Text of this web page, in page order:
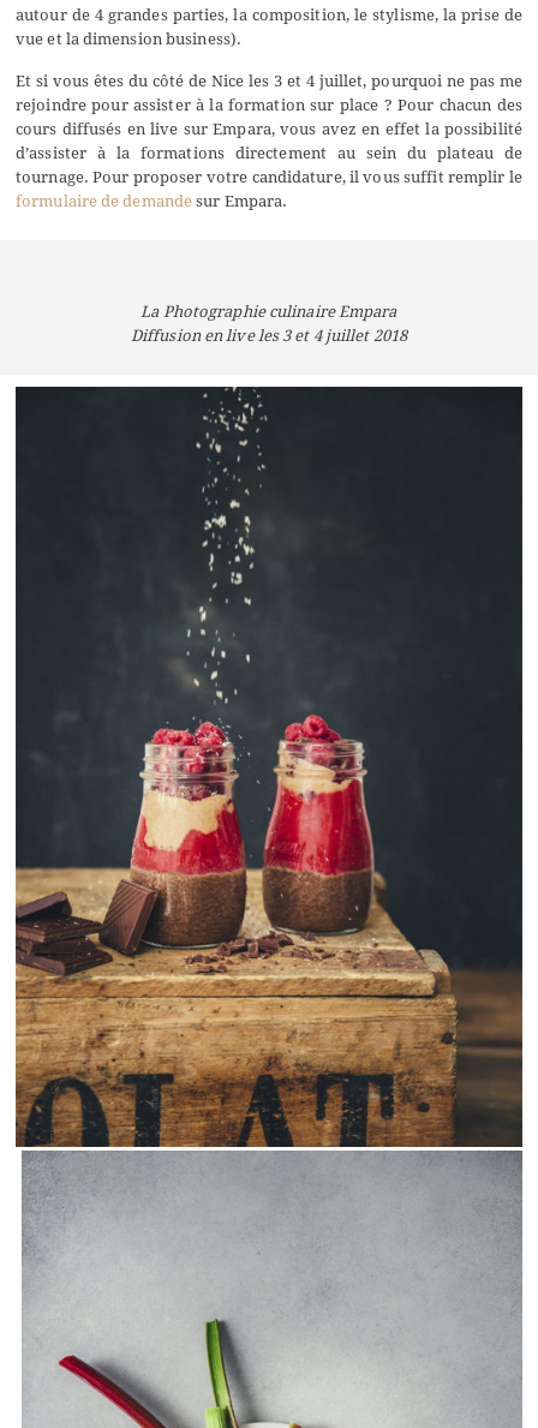
autour de 4 grandes parties, la composition, le stylisme, la prise de
vue et la dimension business).
Et si vous êtes du côté de Nice les 3 et 4 juillet, pourquoi ne pas me
rejoindre pour assister à la formation sur place ? Pour chacun des
cours diffusés en live sur Empara, vous avez en effet la possibilité
d’assister à la formations directement au sein du plateau de
tournage. Pour proposer votre candidature, il vous suffit remplir le
formulaire de demande sur Empara.
La Photographie culinaire Empara
Diffusion en live les 3 et 4 juillet 2018